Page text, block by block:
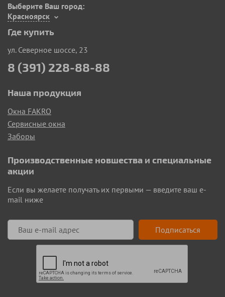
Выберите Ваш город:
Красноярск
Где купить
ул. Северное шоссе, 23
8 (391) 228-88-88
Наша продукция
Окна FAKRO
Сервисные окна
Заборы
Производственные новшества и специальные
акции
Если вы желаете получать их первыми — введите ваш e-
mail ниже
Подписаться